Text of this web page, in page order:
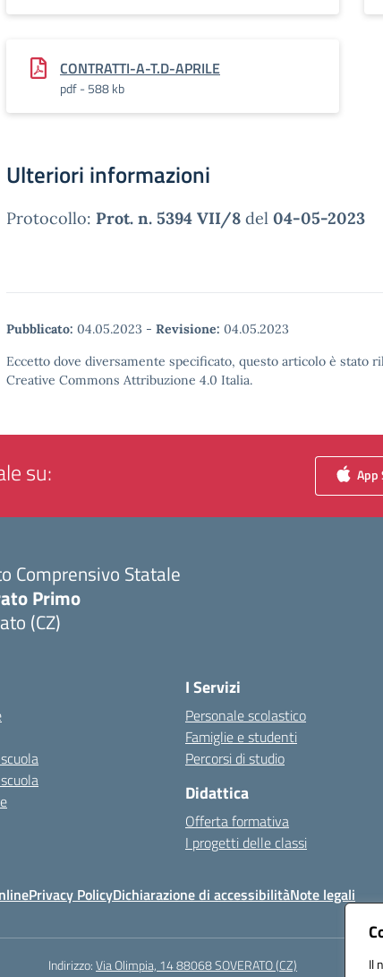
Il
CONTRATTI-A-T.D-APRILE
pdf - 588 kb
Ulteriori informazioni
Protocollo: Prot. n. 5394 VII/8 del 04-05-2023
Pubblicato: 04.05.2023 - Revisione: 04.05.2023
Eccetto dove diversamente specificato, questo articolo è stato
Creative Commons Attribuzione 4.0 Italia.
su: App
Comprensivo Statale
Primo
(CZ)
I Servizi
Personale scolastico
Famiglie e studenti
Percorsi di studio
Didattica
Offerta formativa
I progetti delle classi
Privacy PolicyDichiarazione di accessibilitàNote legali
Indirizzo:Via Olimpia, 14 88068 SOVERATO (CZ)